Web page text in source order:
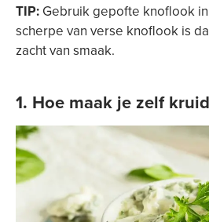
TIP: Gebruik gepofte knoflook
scherpe van verse knoflook is
zacht van smaak.
1. Hoe maak je zelf